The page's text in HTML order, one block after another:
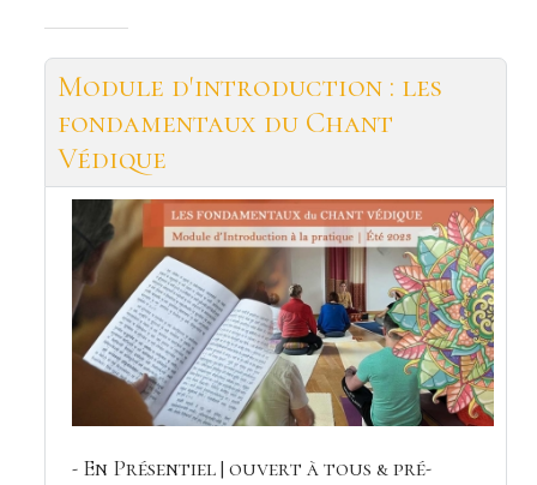
Module d'introduction : les
fondamentaux du Chant
Védique
- En Présentiel | ouvert à tous & pré-